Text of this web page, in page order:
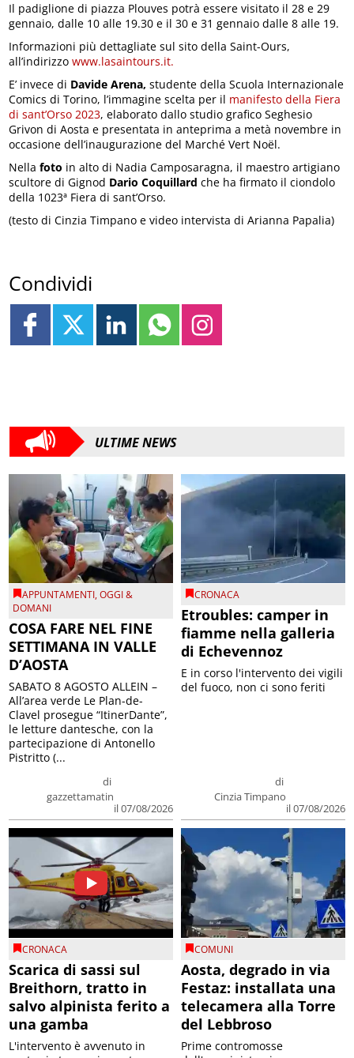
Il padiglione di piazza Plouves potrà essere visitato il 28 e 29
gennaio, dalle 10 alle 19.30 e il 30 e 31 gennaio dalle 8 alle 19.
Informazioni più dettagliate sul sito della Saint-Ours,
all’indirizzowww.lasaintours.it.
E’ invece di Davide Arena, studente della Scuola Internazionale
Comics di Torino, l’immagine scelta per il manifesto della Fiera
di sant’Orso 2023, elaborato dallo studio grafico Seghesio
Grivon di Aosta e presentata in anteprima a metà novembre in
occasione dell’inaugurazione del Marché Vert Noël.
Nella foto in alto di Nadia Camposaragna, il maestro artigiano
scultore di Gignod Dario Coquillard che ha firmato il ciondolo
della 1023ª Fiera di sant’Orso.
(testo di Cinzia Timpano e video intervista di Arianna Papalia)
Condividi
ULTIME NEWS
APPUNTAMENTI,OGGI &
DOMANI
COSA FARE NEL FINE
SETTIMANA IN VALLE
D’AOSTA
di
gazzettamatin
il 07/08/2026
SABATO 8 AGOSTO ALLEIN –
All’area verde Le Plan-de-
Clavel prosegue “ItinerDante”,
le letture dantesche, con la
partecipazione di Antonello
Pistritto (...
CRONACA
Etroubles: camper in
fiamme nella galleria
di Echevennoz
di
Cinzia Timpano
il 07/08/2026
E in corso l'intervento dei vigili
del fuoco, non ci sono feriti
CRONACA
Scarica di sassi sul
Breithorn, tratto in
salvo alpinista ferito a
una gamba
L'intervento è avvenuto in
COMUNI
Aosta, degrado in via
Festaz: installata una
telecamera alla Torre
del Lebbroso
Prime contromosse